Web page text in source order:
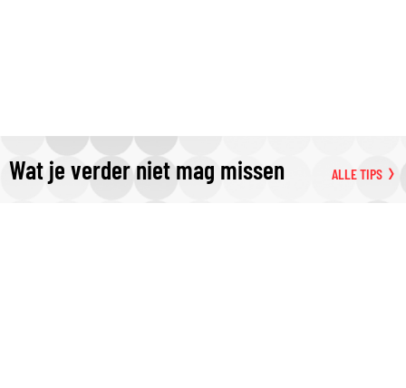
Wat je verder niet mag missen ALLE TIPS